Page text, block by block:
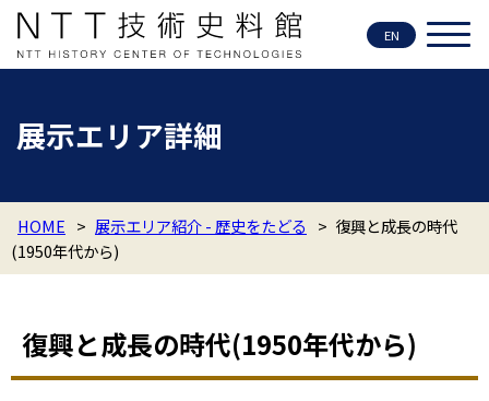
EN
展示エリア詳細
HOME > 展示エリア紹介 - 歴史をたどる > 復興と成長の時代
(1950年代から)
復興と成長の時代(1950年代から)